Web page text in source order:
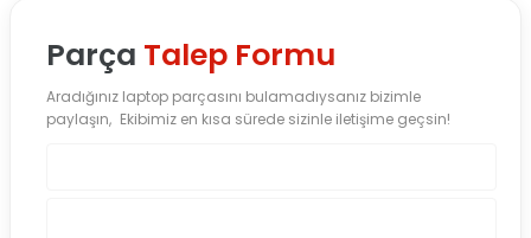
Parça Talep Formu
Aradığınız laptop parçasını bulamadıysanız bizimle
paylaşın, Ekibimiz en kısa sürede sizinle iletişime geçsin!